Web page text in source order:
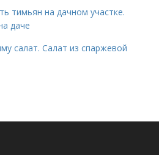
тимьян на дачном участке.
даче
салат. Салат из спаржевой